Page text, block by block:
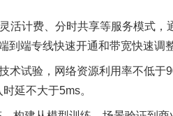
计费、分时共享等服务模式，
到端专线快速开通和带宽快速调整
试验，网络资源利用率不低于
延不大于5ms。